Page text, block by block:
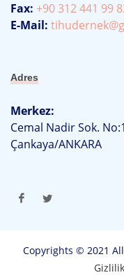
Fax: +90 312 441 99
E-Mail:
Adres
Merkez:
Cemal Nadir Sok.
Çankaya/ANKARA
Copyrights © 2021
Gizlilik